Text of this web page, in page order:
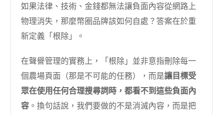
如果法律、技術、金錢都無法讓負面內容從網路上
物理消失，那麼幣圈品牌該如何自處？答案在於重
新定義「根除」。
在聲譽管理的實務上，「根除」並非意指刪除每一
個農場頁面（那是不可能的任務），而是讓目標受
眾在使用任何合理搜尋詞時，都看不到這些負面內
容 。換句話說，我們要做的不是消滅內容，而是把